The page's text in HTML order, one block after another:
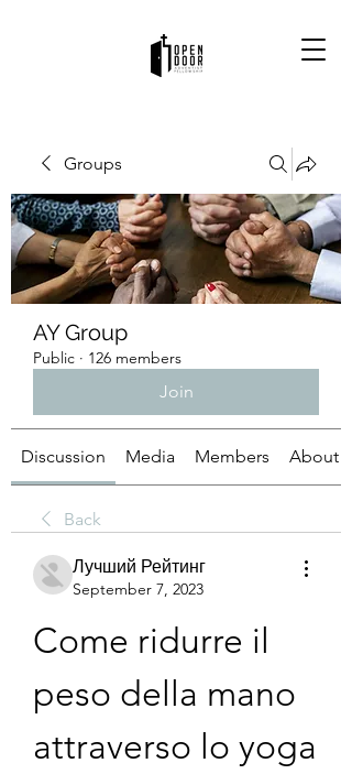
Groups
AY Group
Public · 126 members
Join
Discussion Media Members About
Back
Лучший Рейтинг
September 7, 2023
Come ridurre il
peso della mano
attraverso lo yoga